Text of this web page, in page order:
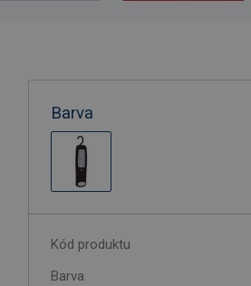
Barva
Kód produktu
Barva